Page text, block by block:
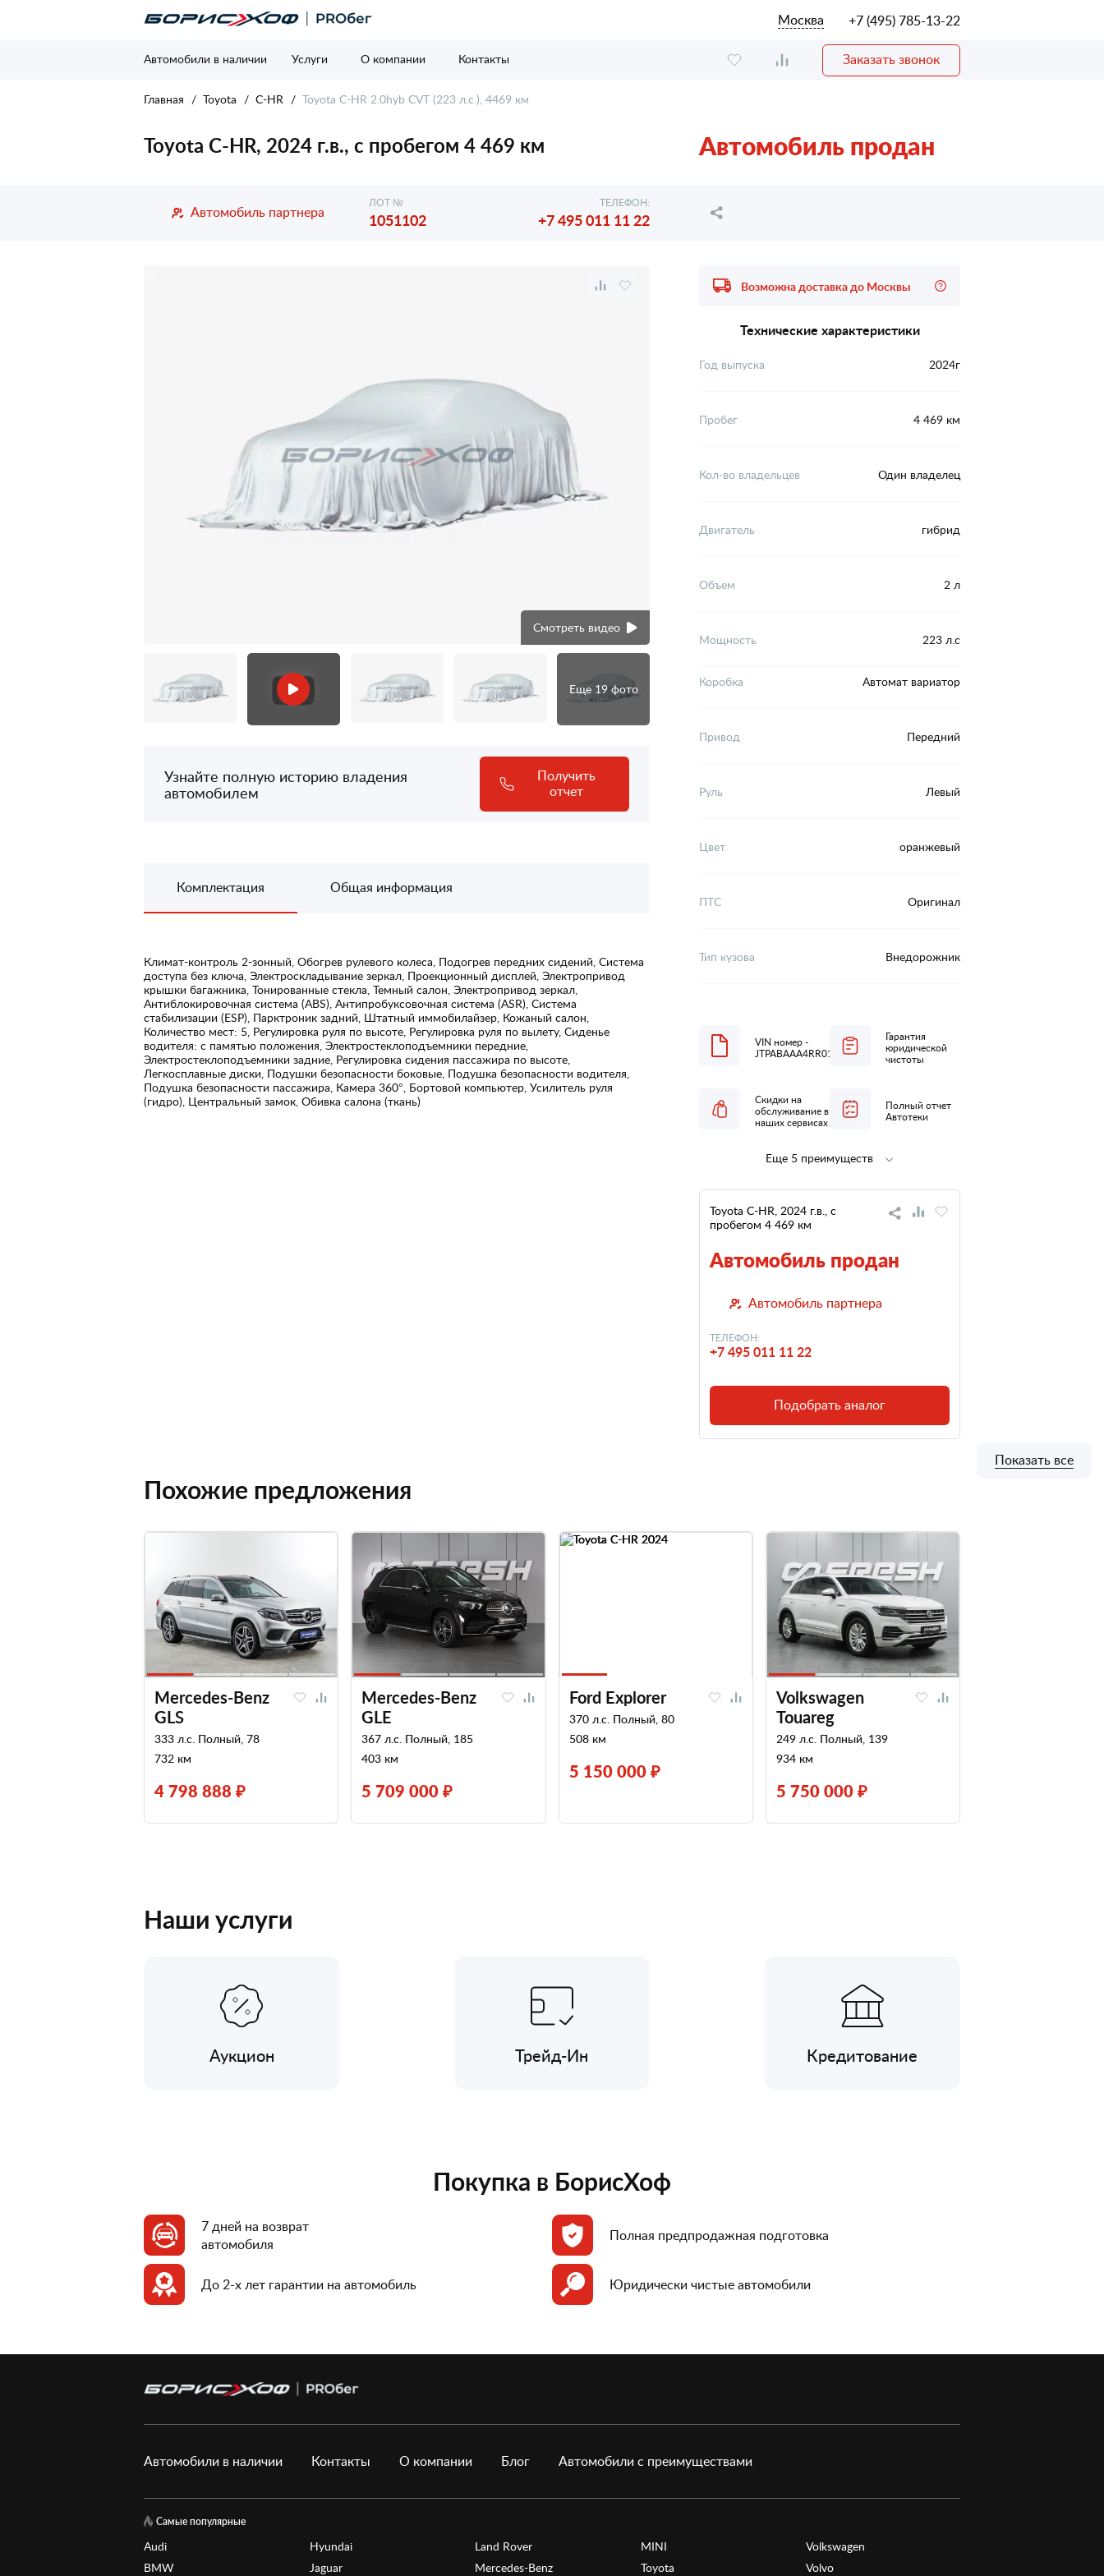
Москва +7 (495) 785-13-22
Автомобили в наличии Услуги О компании Контакты Заказать звонок
Главная Toyota C-HR Toyota C-HR 2.0hyb CVT (223 л.с.), 4469 км
Toyota C-HR, 2024 г.в., с пробегом 4 469 км Автомобиль продан
Автомобиль партнера
ЛОТ №
1051102
ТЕЛЕФОН:
+7 495 011 11 22
Смотреть видео
Еще 19 фото
Узнайте полную историю владения
автомобилем
Получить
отчет
Комплектация Общая информация
Климат-контроль 2-зонный, Обогрев рулевого колеса, Подогрев передних сидений, Система
доступа без ключа, Электроскладывание зеркал, Проекционный дисплей, Электропривод
крышки багажника, Тонированные стекла, Темный салон, Электропривод зеркал,
Антиблокировочная система (ABS), Антипробуксовочная система (ASR), Система
стабилизации (ESP), Парктроник задний, Штатный иммобилайзер, Кожаный салон,
Количество мест: 5, Регулировка руля по высоте, Регулировка руля по вылету, Сиденье
водителя: с памятью положения, Электростеклоподъемники передние,
Электростеклоподъемники задние, Регулировка сидения пассажира по высоте,
Легкосплавные диски, Подушки безопасности боковые, Подушка безопасности водителя,
Подушка безопасности пассажира, Камера 360°, Бортовой компьютер, Усилитель руля
(гидро), Центральный замок, Обивка салона (ткань)
Возможна доставка до Москвы
Технические характеристики
Год выпуска 2024г
Пробег 4 469 км
Кол-во владельцев Один владелец
Двигатель гибрид
Объем 2 л
Мощность 223 л.с
Коробка Автомат вариатор
Привод Передний
Руль Левый
Цвет оранжевый
ПТС Оригинал
Тип кузова Внедорожник
VIN номер -
JTPABAAA4RR017925
Гарантия
юридической
чистоты
Скидки на
обслуживание в
наших сервисах
Полный отчет
Автотеки
Полная
не участвовал
налог
Еще 5 преимуществ
Toyota C-HR, 2024 г.в., с
пробегом 4 469 км
Автомобиль продан
Автомобиль партнера
ТЕЛЕФОН:
+7 495 011 11 22
Подобрать аналог
Похожие предложения
Mercedes-Benz
GLS
333 л.с. Полный, 78
732 км
4 798 888 ₽
Mercedes-Benz
GLE
367 л.с. Полный, 185
403 км
5 709 000 ₽
Ford Explorer
370 л.с. Полный, 80
508 км
5 150 000 ₽
Volkswagen
Touareg
249 л.с. Полный, 139
934 км
5 750 000 ₽
Показать все
Наши услуги
Аукцион Трейд-Ин Кредитование
Покупка в БорисХоф
7 дней на возврат
автомобиля
Полная предпродажная подготовка
До 2-х лет гарантии на автомобиль Юридически чистые автомобили
Автомобили в наличии Контакты О компании Блог Автомобили с преимуществами
Самые популярные
Audi
BMW
Hyundai
Jaguar
Land Rover
Mercedes-Benz
MINI
Toyota
Volkswagen
Volvo